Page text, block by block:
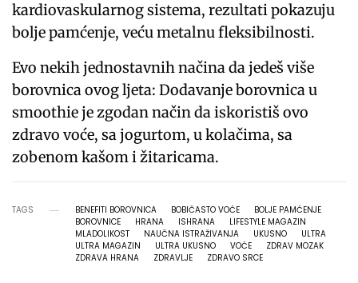
kardiovaskularnog sistema, rezultati pokazuju
bolje pamćenje, veću metalnu fleksibilnosti.
Evo nekih jednostavnih načina da jedeš više
borovnica ovog ljeta: Dodavanje borovnica u
smoothie je zgodan način da iskoristiš ovo
zdravo voće, sa jogurtom, u kolačima, sa
zobenom kašom i žitaricama.
TAGS BENEFITI BOROVNICA BOBIČASTO VOĆE
BOLJE PAMĆENJE
BOROVNICE
HRANA ISHRANA
LIFESTYLE MAGAZIN
MLADOLIKOST
NAUČNA ISTRAŽIVANJA UKUSNO
ULTRA
ULTRA MAGAZIN
ULTRA UKUSNO VOĆE
ZDRAV MOZAK
ZDRAVA HRANA
ZDRAVLJE ZDRAVO SRCE